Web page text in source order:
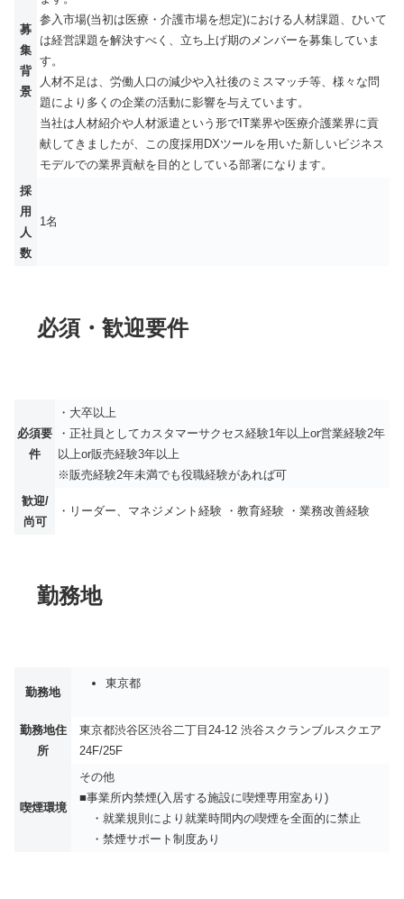
募
集
背
景
参入市場(当初は医療・介護市場を想定)における人材課題、ひいて
は経営課題を解決すべく、立ち上げ期のメンバーを募集していま
す。
人材不足は、労働人口の減少や入社後のミスマッチ等、様々な問
題により多くの企業の活動に影響を与えています。
当社は人材紹介や人材派遣という形でIT業界や医療介護業界に貢
献してきましたが、この度採用DXツールを用いた新しいビジネス
モデルでの業界貢献を目的としている部署になります。
採
用
人
数
1名
必須・歓迎要件
必須要
件
・大卒以上
・正社員としてカスタマーサクセス経験1年以上or営業経験2年
以上or販売経験3年以上
※販売経験2年未満でも役職経験があれば可
歓迎/
尚可
・リーダー、マネジメント経験 ・教育経験 ・業務改善経験
勤務地
勤務地
東京都
勤務地住
所
東京都渋谷区渋谷二丁目24-12 渋谷スクランブルスクエア
24F/25F
喫煙環境
その他
■事業所内禁煙(入居する施設に喫煙専用室あり)
・就業規則により就業時間内の喫煙を全面的に禁止
・禁煙サポート制度あり